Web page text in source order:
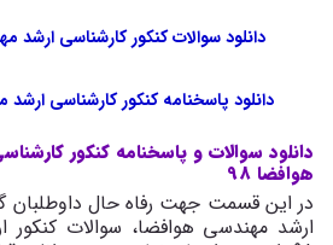
دانلود سوالات کنکور کارشناسی ارشد
دانلود پاسخنامه کنکور کارشناسی ارشد
دانلود سوالات و پاسخنامه کنکور
هوافضا 98
در این قسمت جهت رفاه حال داوطلبان
ارشد مهندسی هوافضا، سوالات